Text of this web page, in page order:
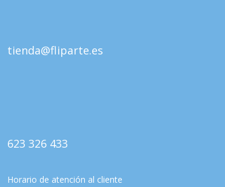
tienda@fliparte.es
623 326 433
Horario de atención al cliente